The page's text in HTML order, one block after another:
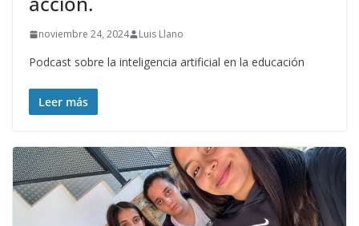
noviembre 24, 2024 Luis Llano
Podcast sobre la inteligencia artificial en la educación
Leer más